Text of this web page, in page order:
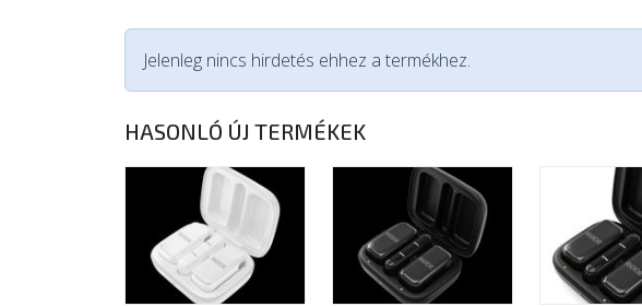
Jelenleg nincs hirdetés ehhez a termékhez.
HASONLÓ ÚJ TERMÉKEK